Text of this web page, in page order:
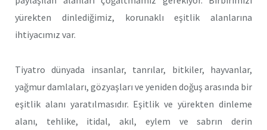
yürekten dinlediğimiz, korunaklı eşitlik alanlarına
ihtiyacımız var.
Tiyatro dünyada insanlar, tanrılar, bitkiler, hayvanlar,
yağmur damlaları, gözyaşları ve yeniden doğuş arasında bir
eşitlik alanı yaratılmasıdır. Eşitlik ve yürekten dinleme
alanı, tehlike, itidal, akıl, eylem ve sabrın derin